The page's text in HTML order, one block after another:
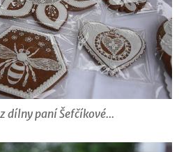
dílny paní Šefčíkové...